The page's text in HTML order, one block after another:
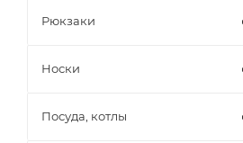
Рюкзаки
Носки
Посуда, котлы